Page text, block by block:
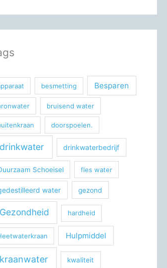
besmetting Besparen
bruisend water
doorspoelen.
drinkwater drinkwaterbedrijf
Schoeisel fles water
water gezond
Gezondheid hardheid
Hulpmiddel
kraanwater kwaliteit